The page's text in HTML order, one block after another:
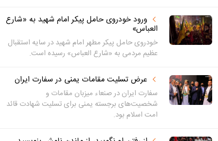
ورود خودروی حامل پیکر امام شهید به «شارع
العباس»
خودروی حامل پیکر مطهر امام شهید در سایه استقبال
عظیم مردمی به «شارع العباس» رسیده است.
عرض تسلیت مقامات یمنی در سفارت ایران
سفارت ایران در صنعاء میزبان مقامات و
شخصیت‌های برجسته یمنی برای تسلیت شهادت قائد
امت اسلام بود.